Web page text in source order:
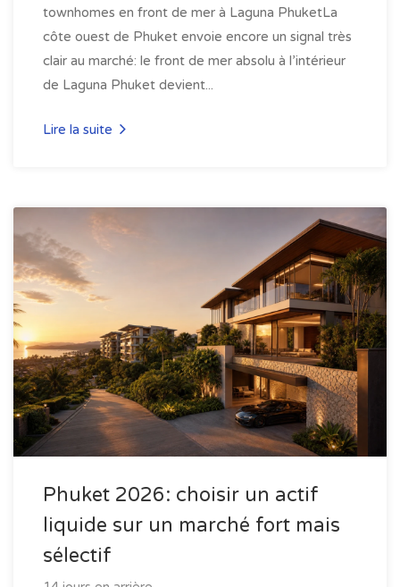
townhomes en front de mer à Laguna PhuketLa
côte ouest de Phuket envoie encore un signal très
clair au marché: le front de mer absolu à l’intérieur
de Laguna Phuket devient...
Lire la suite
Phuket 2026: choisir un actif
liquide sur un marché fort mais
sélectif